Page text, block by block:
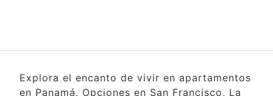
Explora el encanto de vivir en apartamentos
en Panamá. Opciones en San Francisco, La